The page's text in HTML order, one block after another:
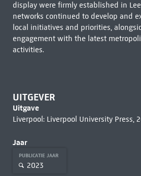
display were firmly established in
networks continued to develop and
local initiatives and priorities,
engagement with the latest
activities.
UITGEVER
Uitgave
Liverpool: Liverpool University Press,
Jaar
PUBLICATIE JAAR
2023